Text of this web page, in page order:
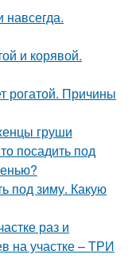
навсегда.
и корявой.
рогатой. Причины
груши
посадить под
под зиму. Какую
раз и
на участке – ТРИ